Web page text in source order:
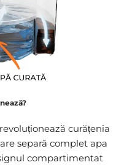
curățenia
separă complet apa
compartimentat